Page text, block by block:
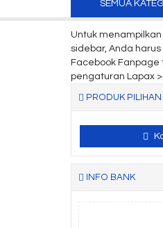
SEMUA
Untuk
sidebar, Anda
Facebook
pengaturan Lapax
PRODUK PILIHAN
INFO BANK